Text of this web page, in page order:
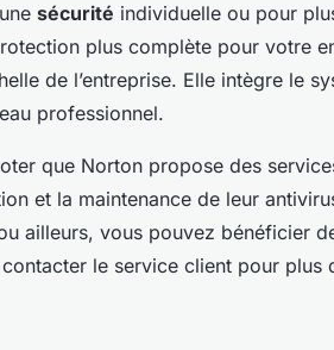
sécurité individuelle ou pour
plus complète pour votre
de l’entreprise. Elle intègre le
professionnel.
que Norton propose des
et la maintenance de leur
ailleurs, vous pouvez bénéficier
le service client pour plus